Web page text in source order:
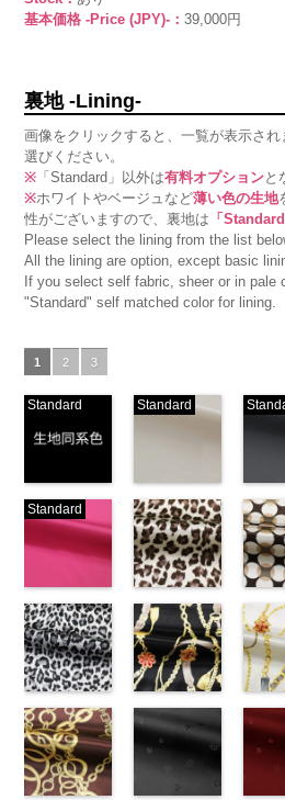
基本価格 -Price (JPY)-：39,000円
裏地 -Lining-
画像をクリックすると、一覧が表示さ
選びください。
※ 「Standard」以外は有料オプションと
※ホワイトやベージュなど薄い色の生地
性がございますので、裏地は 「Standard
Please select the lining from the list
All the lining are option, except basic
If you select self fabric, sheer or in pale
"Standard" self matched color for lining.
1 2 3
(-/TK)
http://www.anys.co.jp/wp-
content/uploads/2013/04/jpg
ステル100％
CHARALIST、
d.、
DOLCELABY、
JEANNE、
LUNAMARY、
LUNAMARY
ラージサイ
Standard
(221/OT)
http://www.anys.co.jp/
content/uploads/2013/
221 ベージュ
ステル100％
CHARALIST、
d.、
DOLCELABY、
JEANNE、
LUNAMARY、
LUNAMARY
ラージサイ
Standard
(19/
http://
19 ブ
ステ
d.、
ラー
(777/OT)
http://www.anys.co.jp/wp-
content/uploads/2013/08/777.jpg
777 ピンク
ステル100％
CHARALIST、
d.、
DOLCELABY、
Standard
ブラウン
(KKP1092-
55-B/UN)
http://www.anys.co.jp/
55-b.jpg
KKP1092-55-
ブラウン
レオパード柄
柄ベー
93-C/
http://
93-
ベ
幾何
グレー
(KKP1092-
55-C/UN)
http://www.anys.co.jp/wp-
ト柄ブラック
(KKP1092-
137-D/UN)
http://www.anys.co.jp/
ト柄
137-